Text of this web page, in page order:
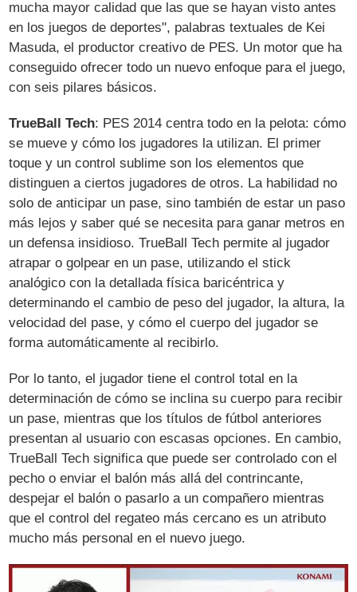
mucha mayor calidad que las que se hayan visto antes
en los juegos de deportes", palabras textuales de Kei
Masuda, el productor creativo de PES. Un motor que ha
conseguido ofrecer todo un nuevo enfoque para el juego,
con seis pilares básicos.
TrueBall Tech: PES 2014 centra todo en la pelota: cómo
se mueve y cómo los jugadores la utilizan. El primer
toque y un control sublime son los elementos que
distinguen a ciertos jugadores de otros. La habilidad no
solo de anticipar un pase, sino también de estar un paso
más lejos y saber qué se necesita para ganar metros en
un defensa insidioso. TrueBall Tech permite al jugador
atrapar o golpear en un pase, utilizando el stick
analógico con la detallada física baricéntrica y
determinando el cambio de peso del jugador, la altura, la
velocidad del pase, y cómo el cuerpo del jugador se
forma automáticamente al recibirlo.
Por lo tanto, el jugador tiene el control total en la
determinación de cómo se inclina su cuerpo para recibir
un pase, mientras que los títulos de fútbol anteriores
presentan al usuario con escasas opciones. En cambio,
TrueBall Tech significa que puede ser controlado con el
pecho o enviar el balón más allá del contrincante,
despejar el balón o pasarlo a un compañero mientras
que el control del regateo más cercano es un atributo
mucho más personal en el nuevo juego.